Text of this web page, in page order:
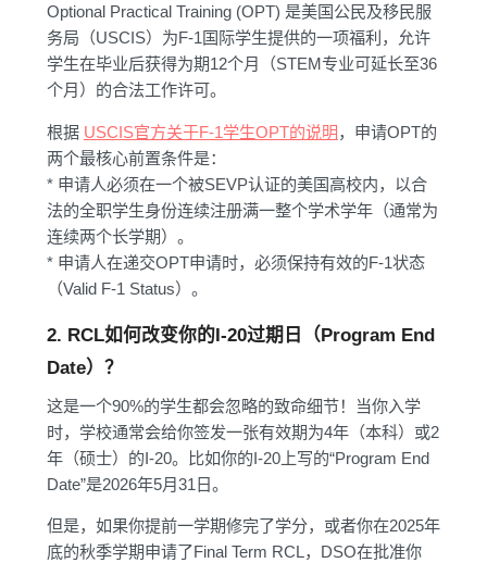
Optional Practical Training (OPT) 是美国公民及移民服
务局（USCIS）为F-1国际学生提供的一项福利，允许
学生在毕业后获得为期12个月（STEM专业可延长至36
个月）的合法工作许可。
根据 USCIS官方关于F-1学生OPT的说明 ，申请OPT的
两个最核心前置条件是：
* 申请人必须在一个被SEVP认证的美国高校内，以合
法的全职学生身份连续注册满一整个学术学年（通常为
连续两个长学期）。
* 申请人在递交OPT申请时，必须保持有效的F-1状态
（Valid F-1 Status）。
2. RCL如何改变你的I-20过期日（Program End
Date）？
这是一个90%的学生都会忽略的致命细节！当你入学
时，学校通常会给你签发一张有效期为4年（本科）或2
年（硕士）的I-20。比如你的I-20上写的“Program End
Date”是2026年5月31日。
但是，如果你提前一学期修完了学分，或者你在2025年
底的秋季学期申请了Final Term RCL，DSO在批准你